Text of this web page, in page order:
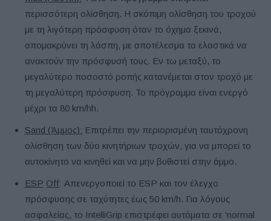
περισσότερη ολίσθηση. Η σκόπιμη ολίσθηση του τροχού
με τη λιγότερη πρόσφυση όταν το όχημα ξεκινά,
απομακρύνει τη λάσπη, με αποτέλεσμα τα ελαστικά να
ανακτούν την πρόσφυσή τους. Εν τω μεταξύ, το
μεγαλύτερο ποσοστό ροπής κατανέμεται στον τροχό με
τη μεγαλύτερη πρόσφυση. Το πρόγραμμα είναι ενεργό
μέχρι τα 80 km/hh.
Sand (Άμμος): Επιτρέπει την περιορισμένη ταυτόχρονη
ολίσθηση των δύο κινητήριων τροχών, για να μπορεί το
αυτοκίνητο να κινηθεί και να μην βυθιστεί στην άμμο.
ESP Off: Απενεργοποιεί το ESP και τον έλεγχο
πρόσφυσης σε ταχύτητες έως 50 km/h. Για λόγους
ασφαλείας, το IntelliGrip επιστρέφει αυτόματα σε ‘normal